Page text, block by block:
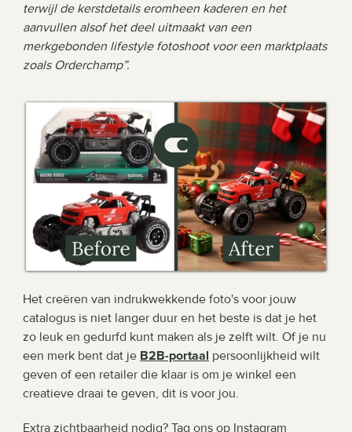
terwijl de kerstdetails eromheen kaderen en het
aanvullen alsof het deel uitmaakt van een
merkgebonden lifestyle fotoshoot voor een marktplaats
zoals Orderchamp”.
Het creëren van indrukwekkende foto's voor jouw
catalogus is niet langer duur en het beste is dat je het
zo leuk en gedurfd kunt maken als je zelft wilt. Of je nu
een merk bent dat je B2B-portaal persoonlijkheid wilt
geven of een retailer die klaar is om je winkel een
creatieve draai te geven, dit is voor jou.
Extra zichtbaarheid nodig? Tag ons op Instagram